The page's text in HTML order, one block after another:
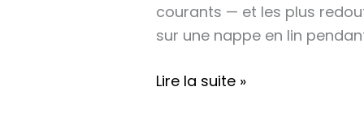
courants — et les plus
sur une nappe en lin
Lire la suite »